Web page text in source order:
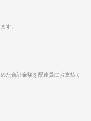
す。
た合計金額を配達員にお支払く